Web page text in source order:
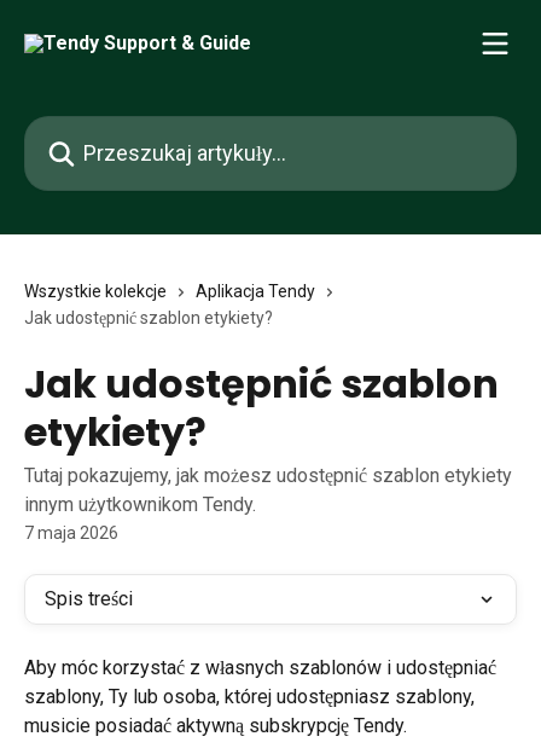
Przeszukaj artykuły...
Wszystkie kolekcje
Aplikacja Tendy
Jak udostępnić szablon etykiety?
Jak udostępnić szablon
etykiety?
Tutaj pokazujemy, jak możesz udostępnić szablon etykiety
innym użytkownikom Tendy.
7 maja 2026
Spis treści
Aby móc korzystać z własnych szablonów i udostępniać
szablony, Ty lub osoba, której udostępniasz szablony,
musicie posiadać aktywną subskrypcję Tendy.